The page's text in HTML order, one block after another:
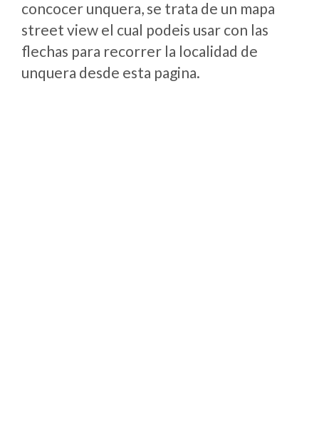
concocer unquera, se trata de un mapa
street view el cual podeis usar con las
flechas para recorrer la localidad de
unquera desde esta pagina.